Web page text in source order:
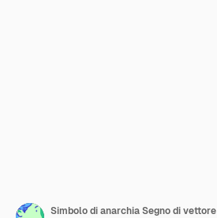
Simbolo di anarchia Segno di vettore